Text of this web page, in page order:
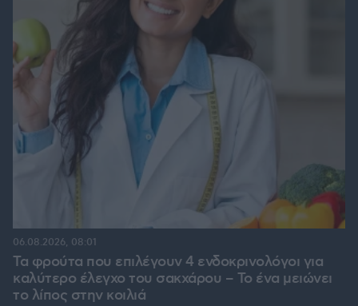
Τα φρούτα που επιλέγουν 4 ενδοκρινολόγοι για
καλύτερο έλεγχο του σακχάρου – Το ένα μειώνει
το λίπος στην κοιλιά
06.08.2026, 08:01